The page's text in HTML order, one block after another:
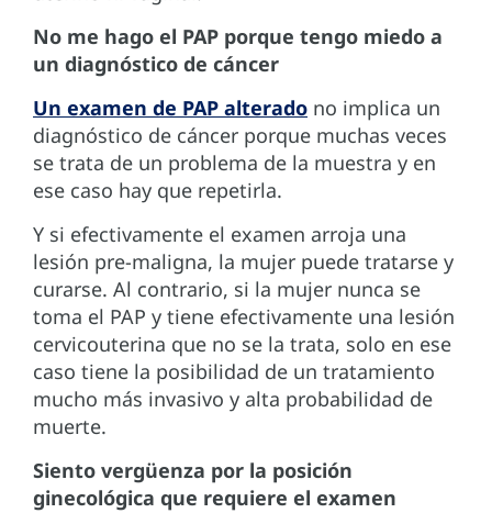
No me hago el PAP porque tengo miedo a
un diagnóstico de cáncer
Un examen de PAP alterado no implica un
diagnóstico de cáncer porque muchas veces
se trata de un problema de la muestra y en
ese caso hay que repetirla.
Y si efectivamente el examen arroja una
lesión pre-maligna, la mujer puede tratarse y
curarse. Al contrario, si la mujer nunca se
toma el PAP y tiene efectivamente una lesión
cervicouterina que no se la trata, solo en ese
caso tiene la posibilidad de un tratamiento
mucho más invasivo y alta probabilidad de
muerte.
Siento vergüenza por la posición
ginecológica que requiere el examen